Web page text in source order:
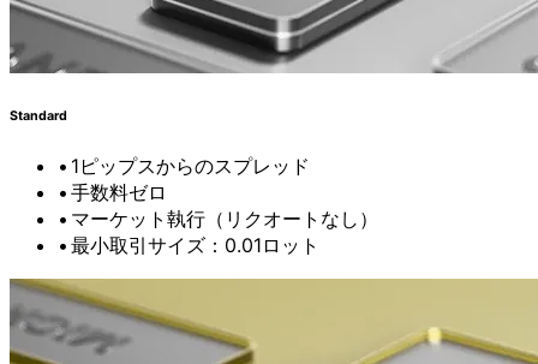
Standard
1ピップスからのスプレッド
手数料ゼロ
マーケット執行（リクオートなし）
最小取引サイズ：0.01ロット